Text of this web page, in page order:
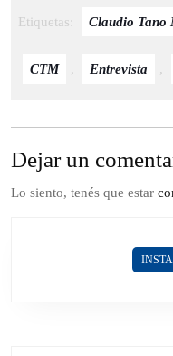
Etiquetas: Claudio Tano
CTM , Entrevista ,
Dejar un
Lo siento, tenés que estar